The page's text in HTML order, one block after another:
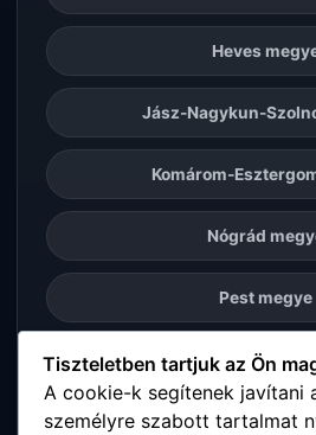
Heves
Jász-Nagykun-
Komárom-
Nógrád
Pest megye
Somogy
Szabolcs-Szatmár-
Tiszteletben tartjuk az Ön
A cookie-k segítenek javítani
személyre szabott tartalmat